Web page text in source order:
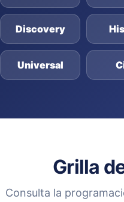
Discovery
Universal
Grilla
Consulta la